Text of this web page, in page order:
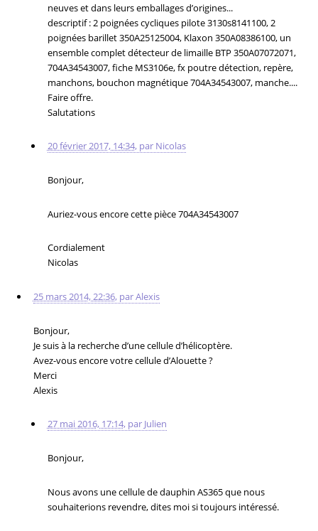
neuves et dans leurs emballages d’origines...
descriptif : 2 poignées cycliques pilote 3130s8141100, 2
poignées barillet 350A25125004, Klaxon 350A08386100, un
ensemble complet détecteur de limaille BTP 350A07072071,
704A34543007, fiche MS3106e, fx poutre détection, repère,
manchons, bouchon magnétique 704A34543007, manche....
Faire offre.
Salutations
20 février 2017, 14:34, par Nicolas
Bonjour,
Auriez-vous encore cette pièce 704A34543007
Cordialement
Nicolas
25 mars 2014, 22:36, parAlexis
Bonjour,
Je suis à la recherche d’une cellule d’hélicoptère.
Avez-vous encore votre cellule d’Alouette ?
Merci
Alexis
27 mai 2016, 17:14, par Julien
Bonjour,
Nous avons une cellule de dauphin AS365 que nous
souhaiterions revendre, dites moi si toujours intéressé.